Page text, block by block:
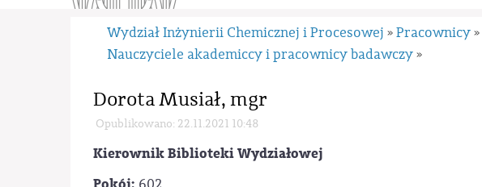
Wydział Inżynierii Chemicznej i Procesowej » Pracownicy »
Nauczyciele akademiccy i pracownicy badawczy »
Dorota Musiał, mgr
Opublikowano: 22.11.2021 10:48
Kierownik Biblioteki Wydziałowej